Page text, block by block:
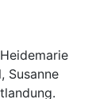
Susanne